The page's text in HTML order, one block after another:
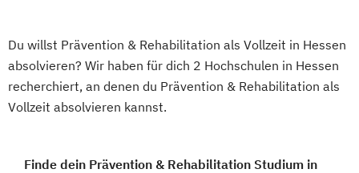
Du willst Prävention & Rehabilitation als Vollzeit in Hessen
absolvieren? Wir haben für dich 2 Hochschulen in Hessen
recherchiert, an denen du Prävention & Rehabilitation als
Vollzeit absolvieren kannst.
Finde dein Prävention & Rehabilitation Studium in